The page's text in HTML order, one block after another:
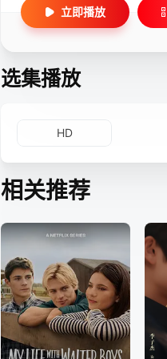
立即播放
选集播放
HD
相关推荐